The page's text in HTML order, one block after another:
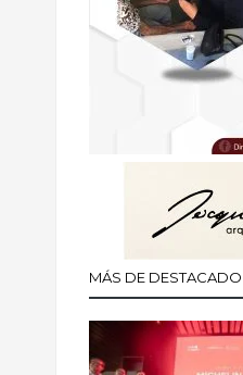
MÁS DE DESTACADO